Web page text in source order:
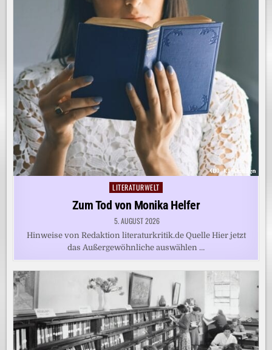
Posted
in
LITERATURWELT
Zum Tod von Monika Helfer
5. AUGUST 2026
Hinweise von Redaktion literaturkritik.de Quelle Hier jetzt
das Außergewöhnliche auswählen …